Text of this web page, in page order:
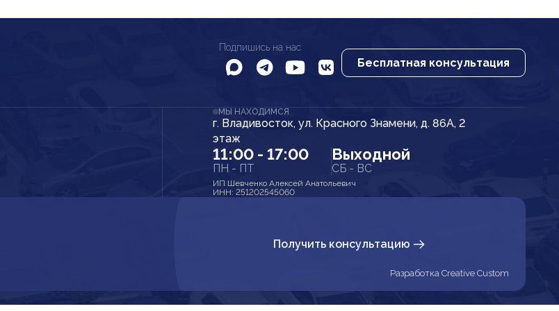
Подпишись на нас
Бесплатная консультация
МЫ НАХОДИМСЯ
г. Владивосток, ул. Красного Знамени, д. 86А, 2
этаж
11:00 - 17:00
ПН - ПТ
Выходной
СБ - ВС
ИП Шевченко Алексей Анатольевич
ИНН: 251202545060
Получить консультацию
Разработка Creative Custom